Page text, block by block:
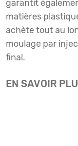
garantit
matières
achète tout au
moulage par
final.
EN SAVOIR